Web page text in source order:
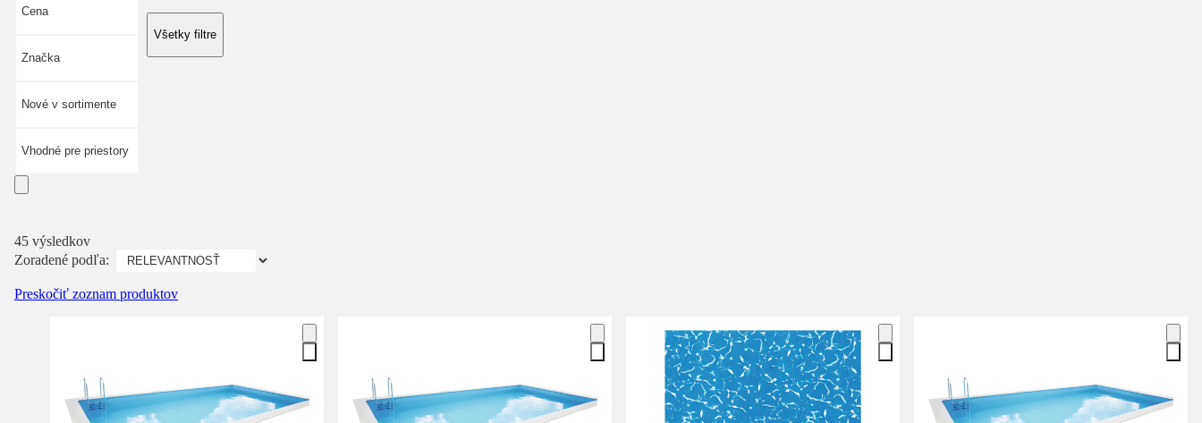
Cena
Značka
Nové v sortimente
Vhodné pre priestory
Všetky filtre
45 výsledkov
Zoradené podľa:
Preskočiť zoznam produktov